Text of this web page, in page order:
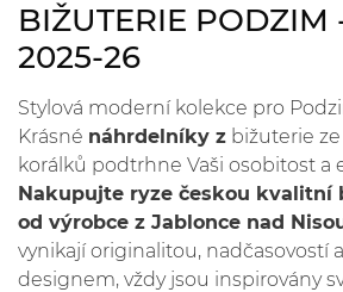
BIŽUTERIE PODZIM
2025-26
Stylová moderní kolekce pro
Krásné náhrdelníky z bižuterie
korálků podtrhne Vaši osobitost a
Nakupujte ryze českou kvalitní
od výrobce z Jablonce nad
vynikají originalitou, nadčasovostí
designem, vždy jsou inspirovány